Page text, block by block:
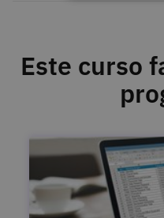
Este curso